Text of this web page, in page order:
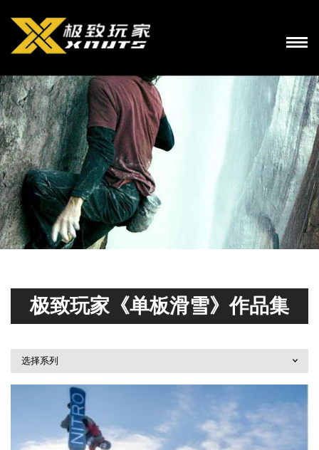
极致玩家《单板滑雪》作品集
选择系列